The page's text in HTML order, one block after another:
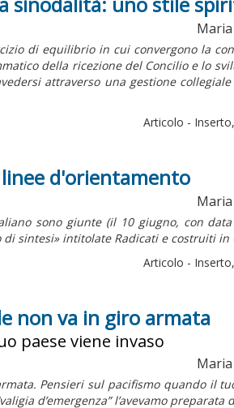
di equilibrio in cui convergono la
della ricezione del Concilio e lo
attraverso una gestione
Articolo -
d'orientamento
sono giunte (il 10 giugno, con
di sintesi»intitolate Radicati e costruiti in
Articolo -
non va in giro armata
paese viene invaso
Pensieri sul pacifismo quando il
d’emergenza” l’avevamo preparata